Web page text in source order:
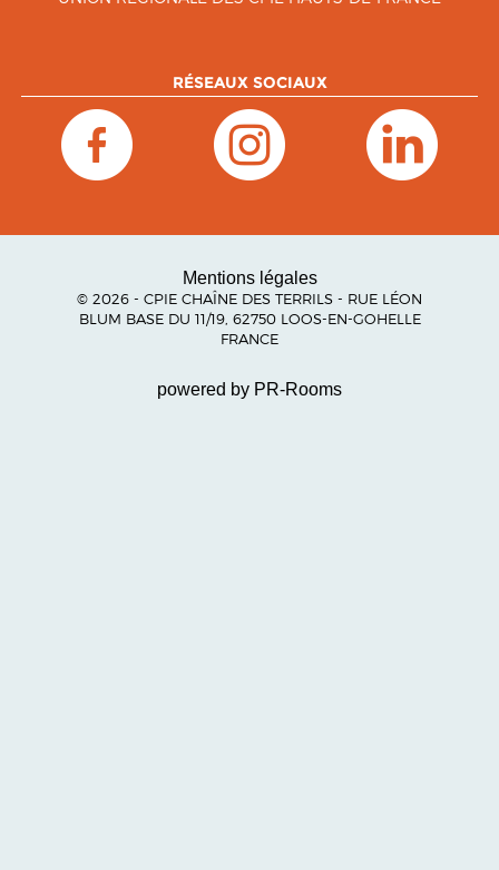
RÉSEAUX SOCIAUX
Mentions légales
© 2026 - CPIE CHAÎNE DES TERRILS - RUE LÉON
BLUM BASE DU 11/19, 62750 LOOS-EN-GOHELLE
FRANCE
powered by PR-Rooms